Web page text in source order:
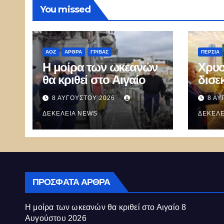
You missed
ΑΟΖ ΑΡΘΡΑ ΓΡΊΒΑΣ
Η μοίρα των ωκεανών
θα κριθεί στο Αιγαίο
8 ΑΥΓΟΎΣΤΟΥ 2026
ΔΕΚΈΛΕΙΑ NEWS
ΠΕΡΣΊΑ
8
ΠΡΌΣΦΑΤΑ ΆΡΘΡΑ
Η μοίρα των ωκεανών θα κριθεί στο Αιγαίο 8
Αυγούστου 2026